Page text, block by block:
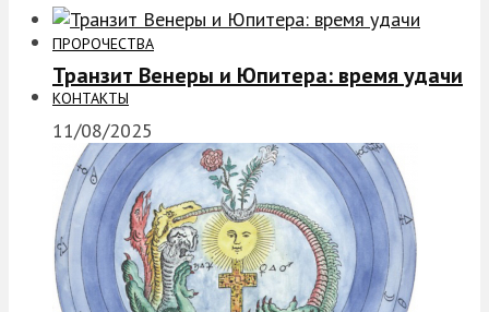
ПРОРОЧЕСТВА
КОНТАКТЫ
Транзит Венеры и Юпитера: время удачи
11/08/2025